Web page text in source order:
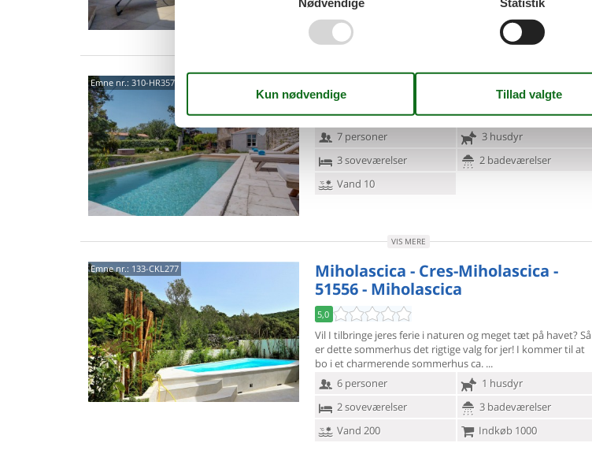
Emne nr.: 310-HR3570.601.1 51554 - Cres/Osor
7 personer
3 husdyr
3 soveværelser
2 badeværelser
Vand 10
VIS MERE
Emne nr.: 133-CKL277
Miholascica - Cres-Miholascica -
51556 - Miholascica
5,0
Vil I tilbringe jeres ferie i naturen og meget tæt på havet? Så
er dettesommerhus det rigtige valg for jer! I kommer til at
bo i et charmerende sommerhus ca.
6 personer
1 husdyr
2 soveværelser
3 badeværelser
Vand 200
Indkøb 1000
Nødvendige Statistik